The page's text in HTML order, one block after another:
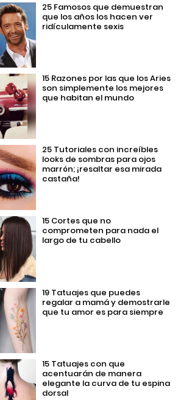
25 Famosos que demuestran
que los años los hacen ver
ridículamente sexis
15 Razones por las que los Aries
son simplemente los mejores
que habitan el mundo
25 Tutoriales con increíbles
looks de sombras para ojos
marrón; ¡resaltar esa mirada
castaña!
15 Cortes que no
comprometen para nada el
largo de tu cabello
19 Tatuajes que puedes
regalar a mamá y demostrarle
que tu amor es para siempre
15 Tatuajes con que
acentuarán de manera
elegante la curva de tu espina
dorsal